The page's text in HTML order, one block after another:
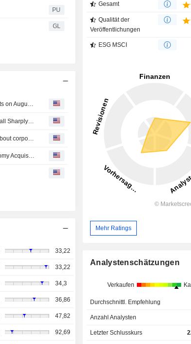
PU
GL
JD.com to Report Second Quarter and Interim 2026 Financial Results on August 13, 2026
Asian Equities Traded in the US as American Depositary Receipts Fall Sharply in Tuesday Trading
Xiaohongshu's Hong Kong IPO plans face scrutiny after complaint about corporate structure
EU Raises Preliminary Concerns Over JD.com's $2.5 Billion Ceconomy Acquisition
33,22
33,22
34,3
36,86
47,82
92,69
Gesamt
Qualität der
Veröffentlichungen
ESG MSCI
Mehr Ratings
Analystenschätzungen
Verkaufen
Durchschnittl. Empfehlung
Anzahl Analysten
Letzter Schlusskurs